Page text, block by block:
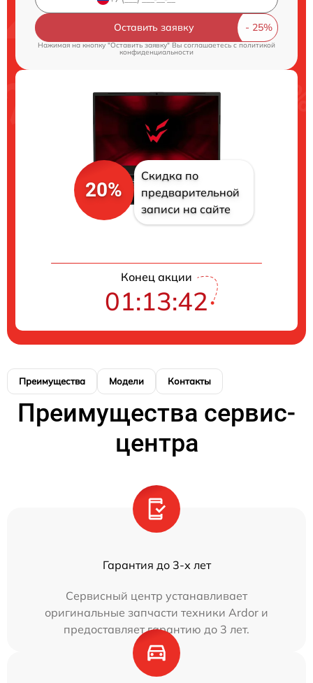
Оставить заявку
Нажимая на кнопку "Оставить заявку" Вы соглашаетесь cполитикой
конфиденциальности
20%
Скидка по
предварительной
записи на сайте
Конец акции
01:13:42
Преимущества Модели Контакты
Преимущества сервис-
центра
Гарантия до 3-х лет
Сервисный центр устанавливает
оригинальные запчасти техники Ardor и
предоставляет гарантию до 3 лет.